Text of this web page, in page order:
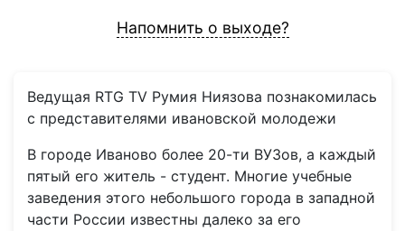
Напомнить о выходе?
Ведущая RTG TV Румия Ниязова познакомилась
с представителями ивановской молодежи
В городе Иваново более 20-ти ВУЗов, а каждый
пятый его житель - студент. Многие учебные
заведения этого небольшого города в западной
части России известны далеко за его